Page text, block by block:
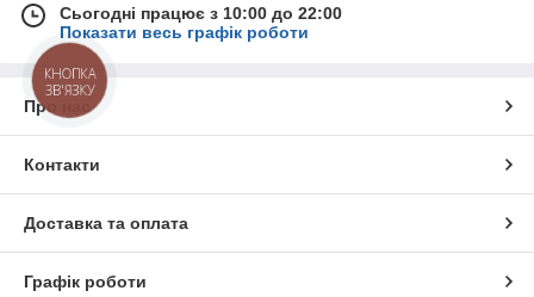
Сьогодні працює з 10:00 до 22:00
Показати весь графік роботи
Про нас
Контакти
Доставка та оплата
Графік роботи
КНОПКА
ЗВ'ЯЗКУ